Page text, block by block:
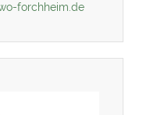
forchheim.de